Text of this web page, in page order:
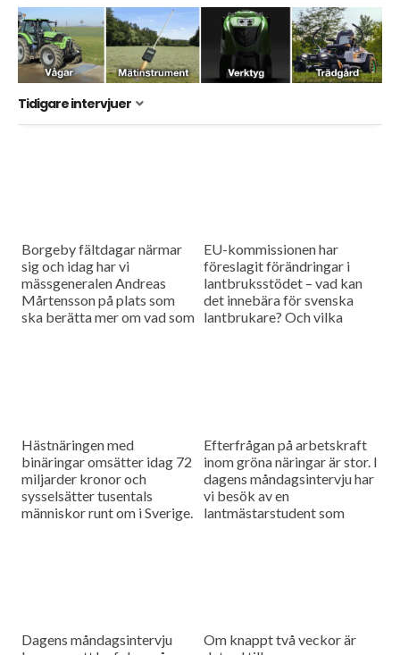
Tidigare intervjuer
Borgeby fältdagar närmar
sig och idag har vi
mässgeneralen Andreas
Mårtensson på plats som
ska berätta mer om vad som
EU-kommissionen har
föreslagit förändringar i
lantbruksstödet – vad kan
det innebära för svenska
lantbrukare? Och vilka
Hästnäringen med
binäringar omsätter idag 72
miljarder kronor och
sysselsätter tusentals
människor runt om i Sverige.
ger svar på dessa frågor.
Efterfrågan på arbetskraft
inom gröna näringar är stor. I
dagens måndagsintervju har
vi besök av en
lantmästarstudent som
Dagens måndagsintervju
Om knappt två veckor är